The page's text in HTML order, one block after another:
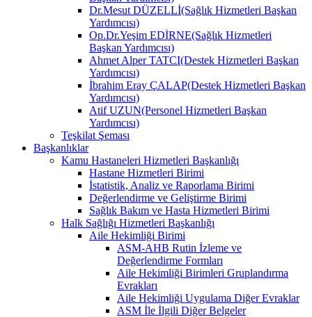
Dr.Mesut DÜZELLİ(Sağlık Hizmetleri Başkan
Yardımcısı)
Op.Dr.Yeşim EDİRNE(Sağlık Hizmetleri
Başkan Yardımcısı)
Ahmet Alper TATCI(Destek Hizmetleri Başkan
Yardımcısı)
İbrahim Eray ÇALAP(Destek Hizmetleri Başkan
Yardımcısı)
Atif UZUN(Personel Hizmetleri Başkan
Yardımcısı)
Teşkilat Şeması
Başkanlıklar
Kamu Hastaneleri Hizmetleri Başkanlığı
Hastane Hizmetleri Birimi
İstatistik, Analiz ve Raporlama Birimi
Değerlendirme ve Geliştirme Birimi
Sağlık Bakım ve Hasta Hizmetleri Birimi
Halk Sağlığı Hizmetleri Başkanlığı
Aile Hekimliği Birimi
ASM-AHB Rutin İzleme ve
Değerlendirme Formları
Aile Hekimliği Birimleri Gruplandırma
Evrakları
Aile Hekimliği Uygulama Diğer Evraklar
ASM İle İlgili Diğer Belgeler